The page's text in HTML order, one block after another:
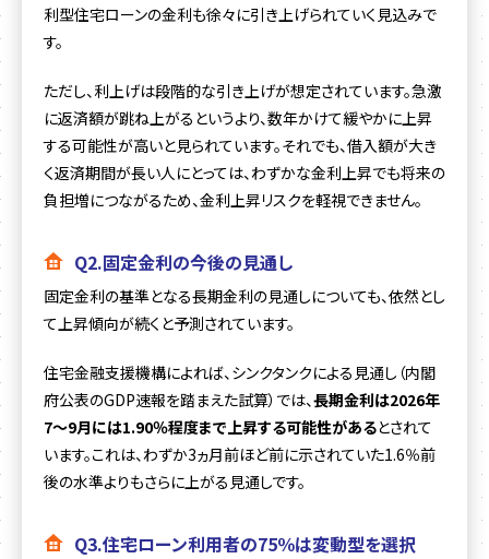
利型住宅ローンの金利も徐々に引き上げられていく見込みで
す。
ただし、利上げは段階的な引き上げが想定されています。急激
に返済額が跳ね上がるというより、数年かけて緩やかに上昇
する可能性が高いと見られています。それでも、借入額が大き
く返済期間が長い人にとっては、わずかな金利上昇でも将来の
負担増につながるため、金利上昇リスクを軽視できません。
Q2.固定金利の今後の見通し
固定金利の基準となる長期金利の見通しについても、依然とし
て上昇傾向が続くと予測されています。
住宅金融支援機構によれば、シンクタンクによる見通し（内閣
府公表のGDP速報を踏まえた試算）では、長期金利は2026年
7〜9月には1.90％程度まで上昇する可能性があるとされて
います。これは、わずか3ヵ月前ほど前に示されていた1.6％前
後の水準よりもさらに上がる見通しです。
Q3.住宅ローン利用者の75％は変動型を選択